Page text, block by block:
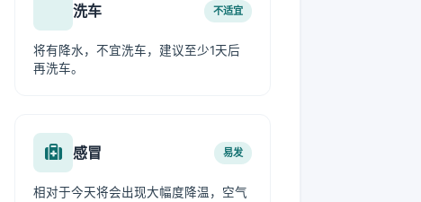
洗车 不适宜
将有降水，不宜洗车，建议至少1天后
再洗车。
感冒 易发
相对于今天将会出现大幅度降温，空气